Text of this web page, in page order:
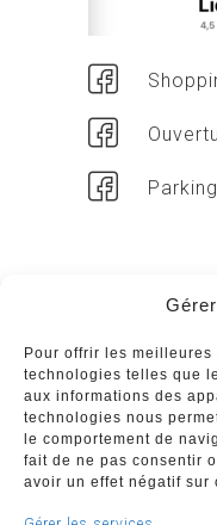
Pour offrir les
technologies telles que
aux informations des
technologies nous
le comportement de
fait de ne pas consentir
avoir un effet négatif sur
Annuaire des
votre activité dans